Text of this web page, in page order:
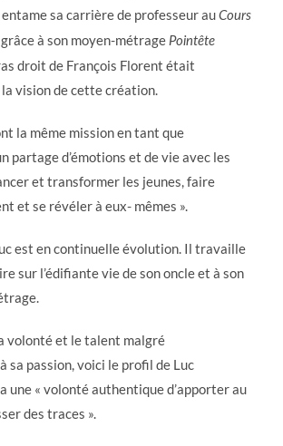
sa carrière de professeur auCours
à son moyen-métrage Pointête
droit de François Florent était
vision de cette création.
la même mission en tant que
partage d’émotions et de vie avec les
et transformer les jeunes, faire
et se révéler à eux- mêmes ».
est en continuelle évolution. Il travaille
sur l’édifiante vie de son oncle et à son
volonté et le talent malgré
sa passion, voici le profil de Luc
une « volonté authentique d’apporter au
des traces ».